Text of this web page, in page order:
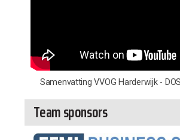
Samenvatting VVOG Harderwijk -
Team sponsors